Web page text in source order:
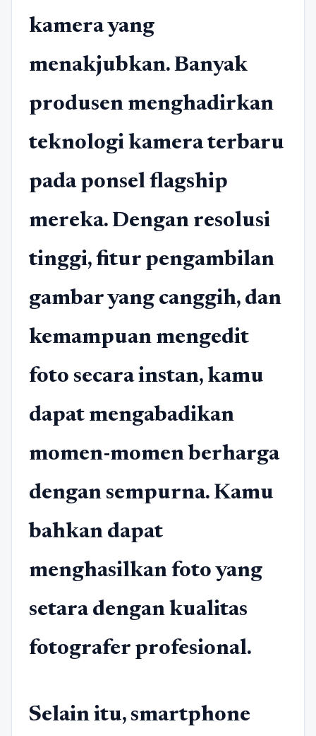
kamera yang
menakjubkan. Banyak
produsen menghadirkan
teknologi kamera terbaru
pada ponsel flagship
mereka. Dengan resolusi
tinggi, fitur pengambilan
gambar yang canggih, dan
kemampuan mengedit
foto secara instan, kamu
dapat mengabadikan
momen-momen berharga
dengan sempurna. Kamu
bahkan dapat
menghasilkan foto yang
setara dengan kualitas
fotografer profesional.
Selain itu, smartphone